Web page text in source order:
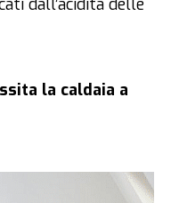
dall’acidità delle
la caldaia a